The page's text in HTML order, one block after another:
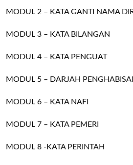
MODUL 2 – KATA GANTI NAMA
MODUL 3 – KATA BILANGAN
MODUL 4 – KATA PENGUAT
MODUL 5 – DARJAH
MODUL 6 – KATA NAFI
MODUL 7 – KATA PEMERI
MODUL 8 -KATA PERINTAH